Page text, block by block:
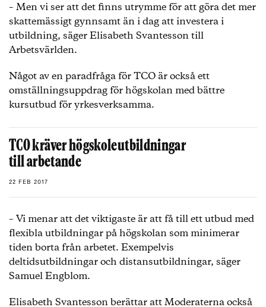
– Men vi ser att det finns utrymme för att göra det mer
skattemässigt gynnsamt än i dag att investera i
utbildning, säger Elisabeth Svantesson till
Arbetsvärlden.
Något av en paradfråga för TCO är också ett
omställningsuppdrag för högskolan med bättre
kursutbud för yrkesverksamma.
TCO kräver högskoleutbildningar
till arbetande
22 FEB 2017
– Vi menar att det viktigaste är att få till ett utbud med
flexibla utbildningar på högskolan som minimerar
tiden borta från arbetet. Exempelvis
deltidsutbildningar och distansutbildningar, säger
Samuel Engblom.
Elisabeth Svantesson berättar att Moderaterna också